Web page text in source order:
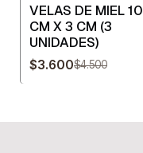
VELAS DE MIEL 10
CM X 3 CM (3
UNIDADES)
$3.600$4.500